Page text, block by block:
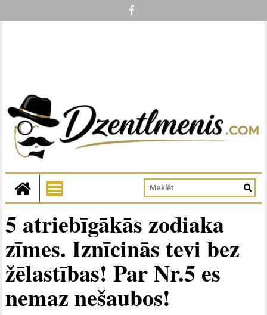
5 atriebīgākās zodiaka
zīmes. Iznīcinās tevi bez
žēlastības! Par Nr.5 es
nemaz nešaubos!